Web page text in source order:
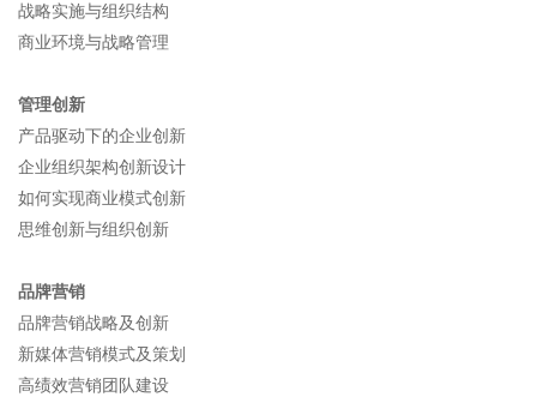
战略实施与组织结构
商业环境与战略管理
管理创新
产品驱动下的企业创新
企业组织架构创新设计
如何实现商业模式创新
思维创新与组织创新
品牌营销
品牌营销战略及创新
新媒体营销模式及策划
高绩效营销团队建设